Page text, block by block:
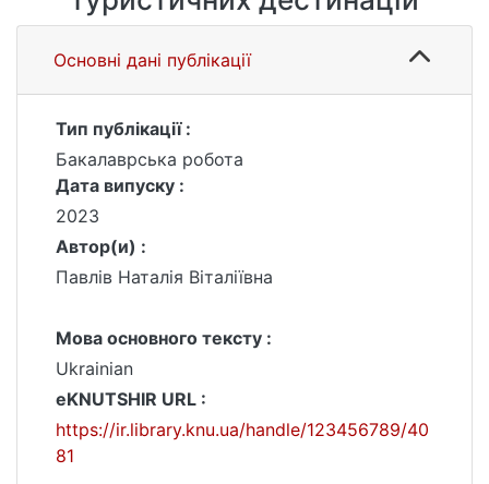
Основні дані публікації
Тип публікації :
Бакалаврська робота
Дата випуску :
2023
Автор(и) :
Павлів Наталія Віталіївна
Мова основного тексту :
Ukrainian
eKNUTSHIR URL :
https://ir.library.knu.ua/handle/123456789/40
81